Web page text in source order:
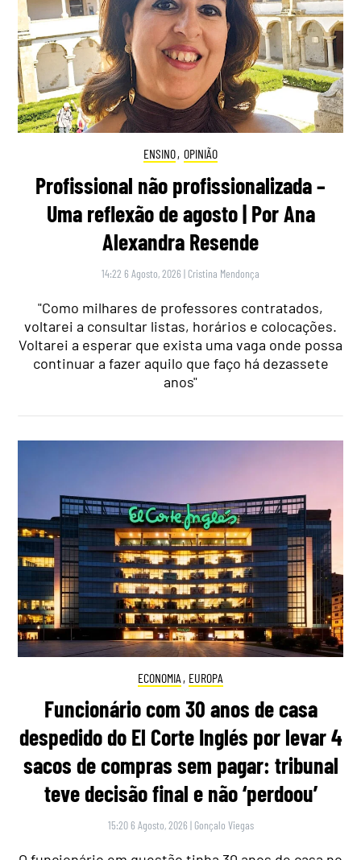
ENSINO, OPINIÃO
Profissional não profissionalizada –
Uma reflexão de agosto | Por Ana
Alexandra Resende
14:22 6 Agosto, 2026 | Cristina Mendonça
"Como milhares de professores contratados,
voltarei a consultar listas, horários e colocações.
Voltarei a esperar que exista uma vaga onde possa
continuar a fazer aquilo que faço há dezassete
anos"
ECONOMIA , EUROPA
Funcionário com 30 anos de casa
despedido do El Corte Inglés por levar 4
sacos de compras sem pagar: tribunal
teve decisão final e não ‘perdoou’
15:20 6 Agosto, 2026 | Gonçalo Viegas